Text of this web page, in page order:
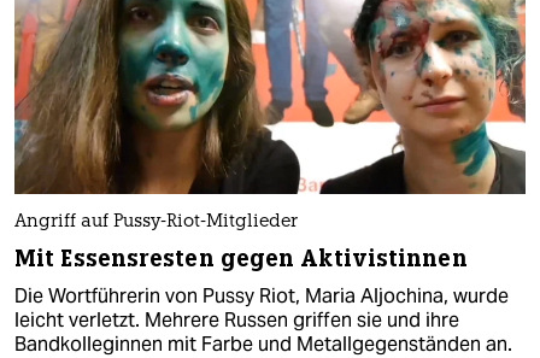
Angriff auf Pussy-Riot-Mitglieder
Mit Essensresten gegen Aktivistinnen
Die Wortführerin von Pussy Riot, Maria Aljochina, wurde
leicht verletzt. Mehrere Russen griffen sie und ihre
Bandkolleginnen mit Farbe und Metallgegenständen an.